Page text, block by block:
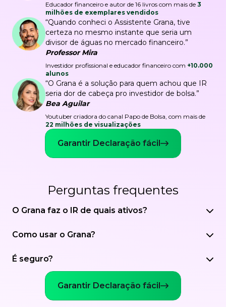
Educador financeiro e autor de 16 livros com mais de 3
milhões de exemplares vendidos
“Quando conheci o Assistente Grana, tive
certeza no mesmo instante que seria um
divisor de águas no mercado financeiro.”
Professor Mira
Investidor profissional e educador financeiro com +10.000
alunos
“O Grana é a solução para quem achou que IR
seria dor de cabeça pro investidor de bolsa.”
Bea Aguilar
Youtuber criadora do canal Papo de Bolsa, com mais de
22 milhões de visualizações
Garantir Declaração fácil
Perguntas frequentes
O Grana faz o IR de quais ativos?
Como usar o Grana?
É seguro?
Garantir Declaração fácil